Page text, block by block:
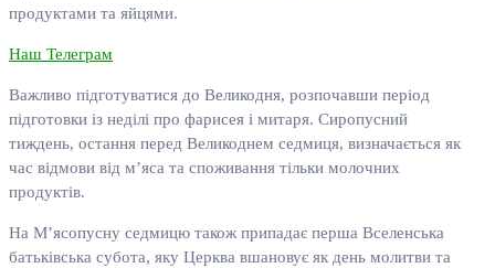
продуктами та яйцями.
Наш Телеграм
Важливо підготуватися до Великодня, розпочавши період
підготовки із неділі про фарисея і митаря. Сиропусний
тиждень, остання перед Великоднем седмиця, визначається як
час відмови від м’яса та споживання тільки молочних
продуктів.
На М’ясопусну седмицю також припадає перша Вселенська
батьківська субота, яку Церква вшановує як день молитви та